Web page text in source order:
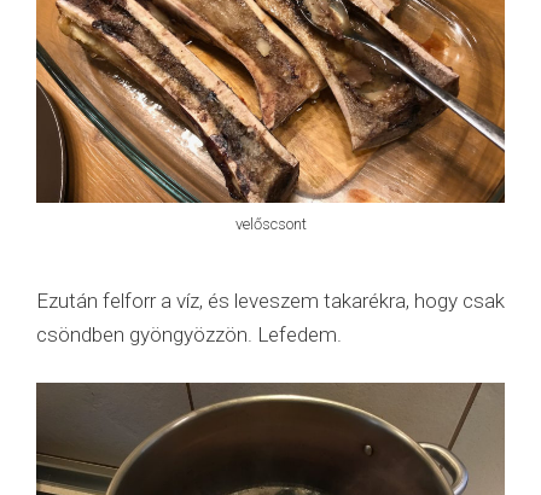
velőscsont
Ezután felforr a víz, és leveszem takarékra, hogy csak
csöndben gyöngyözzön. Lefedem.